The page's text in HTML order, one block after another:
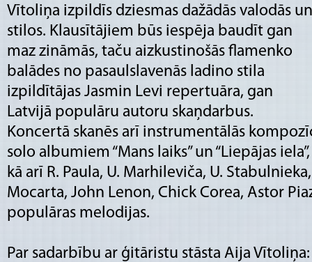
Vītoliņa izpildīs dziesmas dažādās valodās un
stilos. Klausītājiem būs iespēja baudīt gan
maz zināmās, taču aizkustinošās flamenko
balādes no pasaulslavenās ladino stila
izpildītājas Jasmin Levi repertuāra, gan
Latvijā populāru autoru skaņdarbus.
Koncertā skanēs arī instrumentālās
solo albumiem “Mans laiks” un “Liepājas
kā arī R. Paula, U. Marhileviča, U.
Mocarta, John Lenon, Chick Corea, Astor
populāras melodijas.
Par sadarbību ar ģitāristu stāsta Aija Vītoliņa: